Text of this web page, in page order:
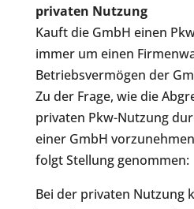
privaten Nutzung
Kauft die GmbH einen
immer um einen
Betriebsvermögen der
Zu der Frage, wie die
privaten Pkw-Nutzung
einer GmbH
folgt Stellung genommen:
Bei der privaten Nutzung